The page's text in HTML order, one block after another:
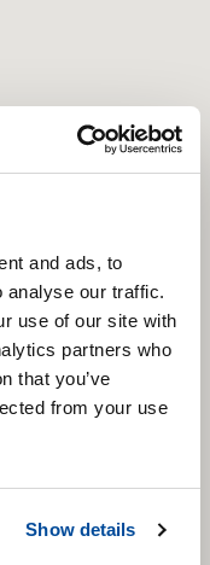
and ads, to
analyse our traffic.
use of our site with
partners who
that you’ve
from your use
Show details